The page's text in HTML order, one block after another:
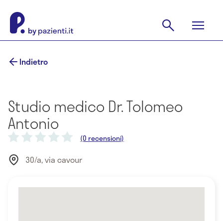
Indietro
Studio medico Dr. Tolomeo
Antonio
(0 recensioni)
30/a, via cavour